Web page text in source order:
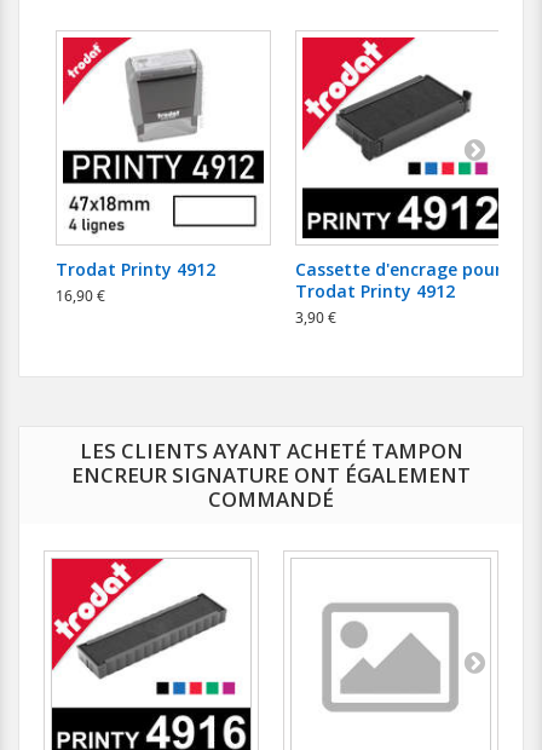
Trodat Printy 4912
16,90 €
Cassette d'encrage pour
Trodat Printy 4912
3,90 €
LES CLIENTS AYANT ACHETÉ TAMPON
ENCREUR SIGNATURE ONT ÉGALEMENT
COMMANDÉ